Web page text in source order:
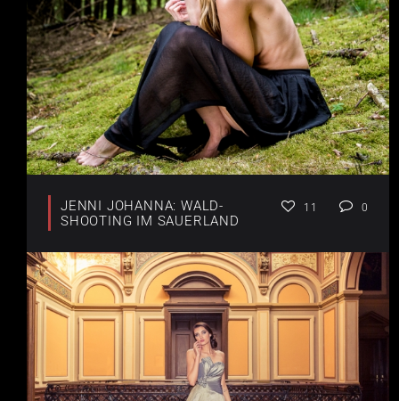
JENNI JOHANNA: WALD-
SHOOTING IM SAUERLAND
11 0